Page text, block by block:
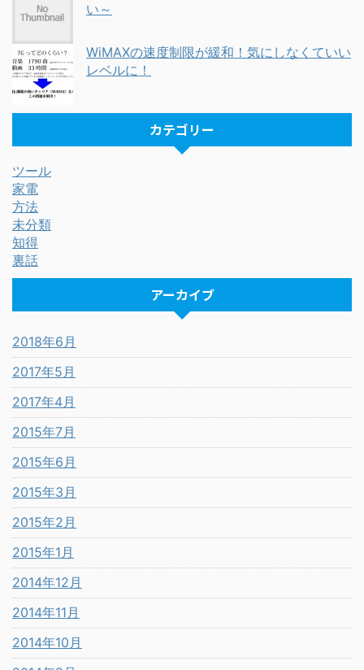
い～
WiMAXの速度制限が緩和！気にしなくていい
レベルに！
カテゴリー
ツール
家電
方法
未分類
知得
裏話
アーカイブ
2018年6月
2017年5月
2017年4月
2015年7月
2015年6月
2015年3月
2015年2月
2015年1月
2014年12月
2014年11月
2014年10月